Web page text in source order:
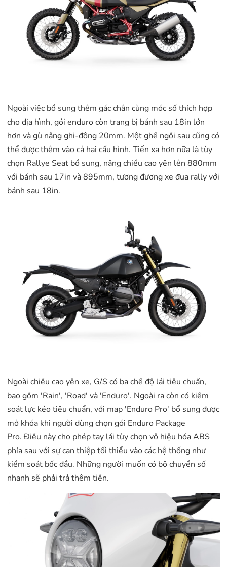
Ngoài việc bổ sung thêm gác chân cùng móc số thích hợp
cho địa hình, gói enduro còn trang bị bánh sau 18in lớn
hơn và gù nâng ghi-đông 20mm. Một ghế ngồi sau cũng có
thể được thêm vào cả hai cấu hình. Tiến xa hơn nữa là tùy
chọn Rallye Seat bổ sung, nâng chiều cao yên lên 880mm
với bánh sau 17in và 895mm, tương đương xe đua rally với
bánh sau 18in.
Ngoài chiều cao yên xe, G/S có ba chế độ lái tiêu chuẩn,
bao gồm 'Rain', 'Road' và 'Enduro'. Ngoài ra còn có kiểm
soát lực kéo tiêu chuẩn, với map 'Enduro Pro' bổ sung được
mở khóa khi người dùng chọn gói Enduro Package
Pro. Điều này cho phép tay lái tùy chọn vô hiệu hóa ABS
phía sau với sự can thiệp tối thiểu vào các hệ thống như
kiểm soát bốc đầu. Những người muốn có bộ chuyển số
nhanh sẽ phải trả thêm tiền.